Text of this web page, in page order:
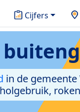
Cijfers
in de